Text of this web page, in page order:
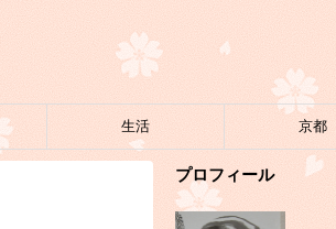
生活 京都
プロフィール